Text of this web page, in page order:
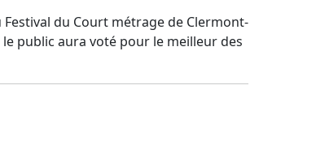
du Court métrage de Clermont-
public aura voté pour le meilleur des